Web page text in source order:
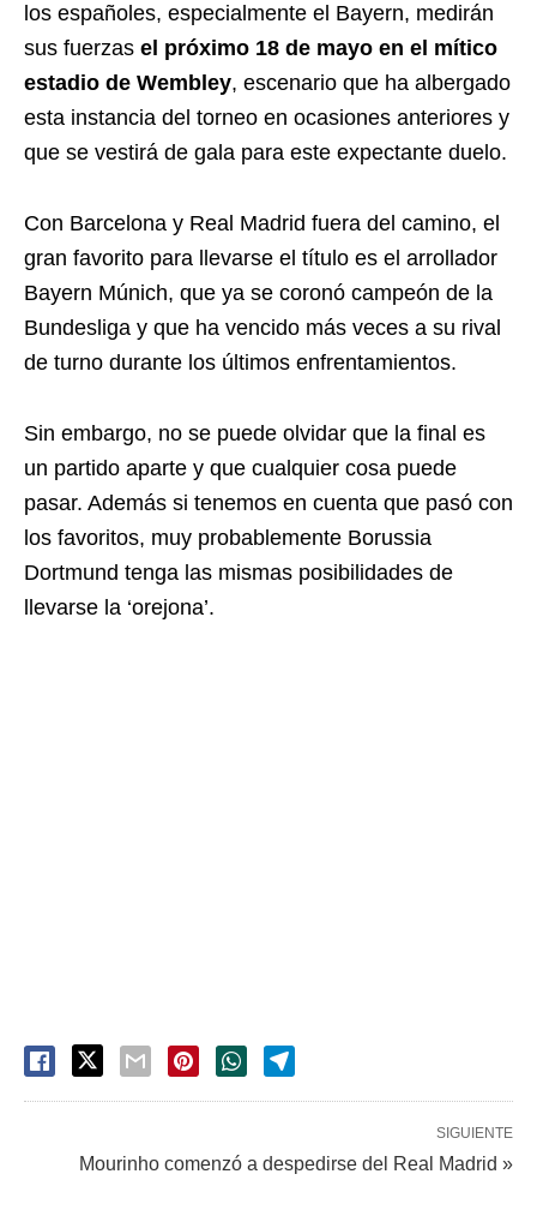
los españoles, especialmente el Bayern, medirán
sus fuerzas el próximo 18 de mayo en el mítico
estadio de Wembley, escenario que ha albergado
esta instancia del torneo en ocasiones anteriores y
que se vestirá de gala para este expectante duelo.
Con Barcelona y Real Madrid fuera del camino, el
gran favorito para llevarse el título es el arrollador
Bayern Múnich, que ya se coronó campeón de la
Bundesliga y que ha vencido más veces a su rival
de turno durante los últimos enfrentamientos.
Sin embargo, no se puede olvidar que la final es
un partido aparte y que cualquier cosa puede
pasar. Además si tenemos en cuenta que pasó con
los favoritos, muy probablemente Borussia
Dortmund tenga las mismas posibilidades de
llevarse la ‘orejona’.
SIGUIENTE
Mourinho comenzó a despedirse del Real Madrid »